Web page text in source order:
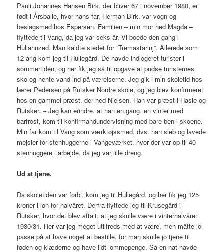
Pauli Johannes Hansen Birk, der bliver 67 i november 1980, er
født i Årsballe, hvor hans far, Herman Birk, var vogn og
beslagsmed hos Espersen. Familien – min mor hed Magda –
flyttede til Vang, da jeg var seks år. Vi boede den gang i
Hullahuzed. Man kaldte stedet for ”Tremastarinj”. Allerede som
12-årig kom jeg til Hullegård. De havde indlogeret turister i
sommertiden, og her fik jeg så til opgave at pudse turisternes
sko og hente vand ind på værelserne. Jeg gik i min skoletid hos
lærer Pedersen på Rutsker Nordre skole, og jeg blev konfirmeret
hos en gammel præst, der hed Nielsen. Han var præst i Hasle og
Rutsker. – Jeg kan erindre, at han en gang, en vinter med
barfrost, kom til konfirmandundervisning med bare ben i skoene.
Min far kom til Vang som værktøjssmed, dvs. han sleb og lavede
mejsler for stenhuggerne i Vangeværket, hvor der var op til 40
stenhuggere i arbejde, da jeg var lille dreng.
Ud at tjene.
Da skoletiden var forbi, kom jeg til Hullegård, og her fik jeg 125
kroner i løn for halvåret. Derfra flyttede jeg til Krusegård i
Rutsker, hvor det blev aftalt, at jeg skulle være i vinterhalvåret
1930/31. Her var jeg meget utilfreds med at være, men måtte jo
passe på at have noget at bestille, for man skulle jo tjene til
føden og klæderne og have lidt lommepenge. Så en nat havde